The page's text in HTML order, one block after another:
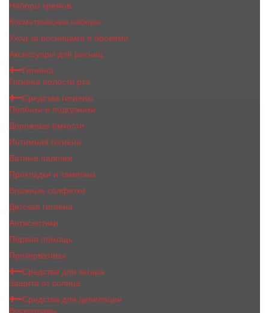
Наборы кремов
Косметические наборы
Уход за ресницами и бровями
Аксессуары для ресниц
Гигиена
Гигиена полости рта
Средства гигиены
Пелёнки и подгузники
Дорожные ёмкости
Интимная гигиена
Ватные палочки
Прокладки и тампоны
Влажные салфетки
Детская гигиена
Антисептики
Первая помощь
Презервативы
Средства для загара
Защита от солнца
Средства для депиляции
Воскоплавы